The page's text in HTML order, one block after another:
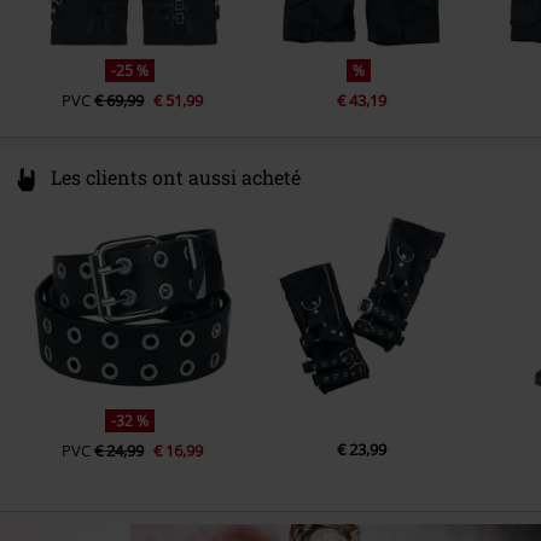
-25 %
PVC€ 69,99 € 51,99
%
€ 43,19
Les clients ont aussi acheté
-32 %
PVC€ 24,99 € 16,99 € 23,99